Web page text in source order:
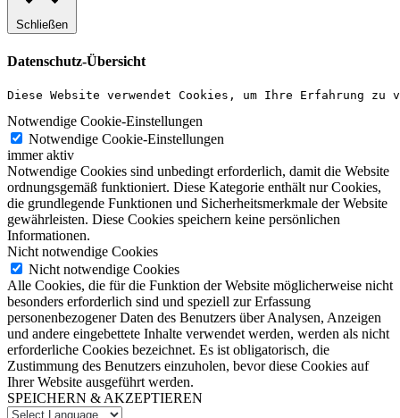
Schließen
Datenschutz-Übersicht
Diese Website verwendet Cookies, um Ihre Erfahrung
Notwendige Cookie-Einstellungen
Notwendige Cookie-Einstellungen
immer aktiv
Notwendige Cookies sind unbedingt erforderlich, damit die Website
ordnungsgemäß funktioniert. Diese Kategorie enthält nur Cookies,
die grundlegende Funktionen und Sicherheitsmerkmale der Website
gewährleisten. Diese Cookies speichern keine persönlichen
Informationen.
Nicht notwendige Cookies
Nicht notwendige Cookies
Alle Cookies, die für die Funktion der Website möglicherweise nicht
besonders erforderlich sind und speziell zur Erfassung
personenbezogener Daten des Benutzers über Analysen, Anzeigen
und andere eingebettete Inhalte verwendet werden, werden als nicht
erforderliche Cookies bezeichnet. Es ist obligatorisch, die
Zustimmung des Benutzers einzuholen, bevor diese Cookies auf
Ihrer Website ausgeführt werden.
SPEICHERN & AKZEPTIEREN